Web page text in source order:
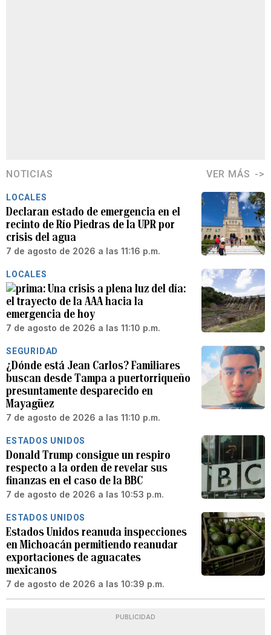
NOTICIAS VER MÁS
LOCALES
Declaran estado de emergencia en el
recinto de Río Piedras de la UPR por
crisis del agua
7 de agosto de 2026 a las 11:16 p.m.
LOCALES
Una crisis a plena luz del día:
el trayecto de la AAA hacia la
emergencia de hoy
7 de agosto de 2026 a las 11:10 p.m.
SEGURIDAD
¿Dónde está Jean Carlos? Familiares
buscan desde Tampa a puertorriqueño
presuntamente desparecido en
Mayagüez
7 de agosto de 2026 a las 11:10 p.m.
ESTADOS UNIDOS
Donald Trump consigue un respiro
respecto a la orden de revelar sus
finanzas en el caso de la BBC
7 de agosto de 2026 a las 10:53 p.m.
ESTADOS UNIDOS
Estados Unidos reanuda inspecciones
en Michoacán permitiendo reanudar
exportaciones de aguacates
mexicanos
7 de agosto de 2026 a las 10:39 p.m.
PUBLICIDAD